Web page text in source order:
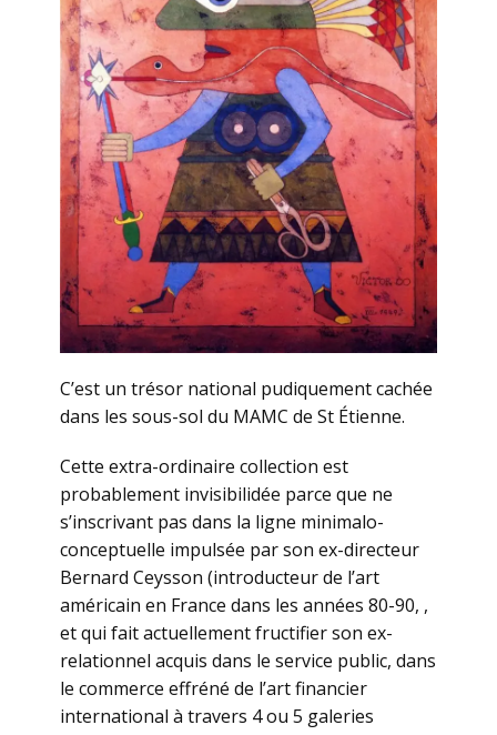
C’est un trésor national pudiquement cachée
dans les sous-sol du MAMC de St Étienne.
Cette extra-ordinaire collection est
probablement invisibilidée parce que ne
s’inscrivant pas dans la ligne minimalo-
conceptuelle impulsée par son ex-directeur
Bernard Ceysson (introducteur de l’art
américain en France dans les années 80-90, ,
et qui fait actuellement fructifier son ex-
relationnel acquis dans le service public, dans
le commerce effréné de l’art financier
international à travers 4 ou 5 galeries